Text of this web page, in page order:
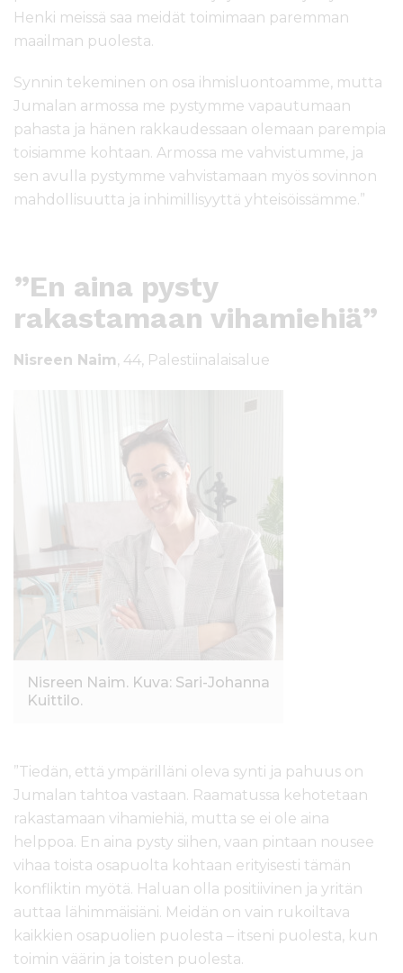
Henki meissä saa meidät toimimaan paremman
maailman puolesta.
Synnin tekeminen on osa ihmisluontoamme, mutta
Jumalan armossa me pystymme vapautumaan
pahasta ja hänen rakkaudessaan olemaan parempia
toisiamme kohtaan. Armossa me vahvistumme, ja
sen avulla pystymme vahvistamaan myös sovinnon
mahdollisuutta ja inhimillisyyttä yhteisöissämme.”
”En aina pysty
rakastamaan vihamiehiä”
Nisreen Naim, 44, Palestiinalaisalue
Nisreen Naim. Kuva: Sari-Johanna
Kuittilo.
”Tiedän, että ympärilläni oleva synti ja pahuus on
Jumalan tahtoa vastaan. Raamatussa kehotetaan
rakastamaan vihamiehiä, mutta se ei ole aina
helppoa. En aina pysty siihen, vaan pintaan nousee
vihaa toista osapuolta kohtaan erityisesti tämän
konfliktin myötä. Haluan olla positiivinen ja yritän
auttaa lähimmäisiäni. Meidän on vain rukoiltava
kaikkien osapuolien puolesta – itseni puolesta, kun
toimin väärin ja toisten puolesta.